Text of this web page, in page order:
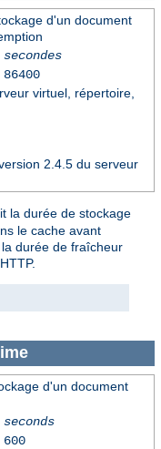
d'un document
secondes
86400
virtuel, répertoire,
2.4.5 du serveur
la durée de stockage
le cache avant
durée de fraîcheur
d'un document
seconds
600